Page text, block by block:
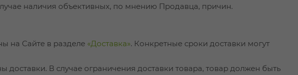
наличия объективных, по мнению Продавца, причин.
на Сайте в разделе «Доставка». Конкретные сроки доставки могут
доставки. В случае ограничения доставки товара, товар должен быть